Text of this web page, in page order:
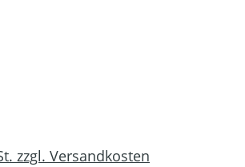
zzgl. Versandkosten